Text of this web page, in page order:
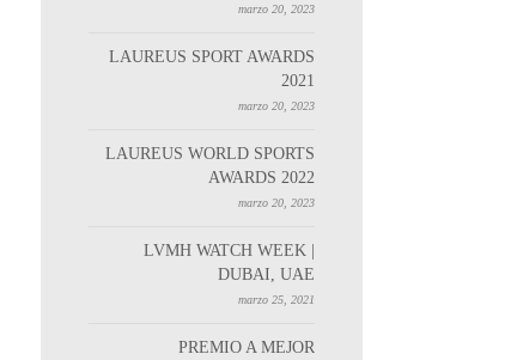
marzo 20, 2023
LAUREUS SPORT AWARDS
2021
marzo 20, 2023
LAUREUS WORLD SPORTS
AWARDS 2022
marzo 20, 2023
LVMH WATCH WEEK |
DUBAI, UAE
marzo 25, 2021
PREMIO A MEJOR